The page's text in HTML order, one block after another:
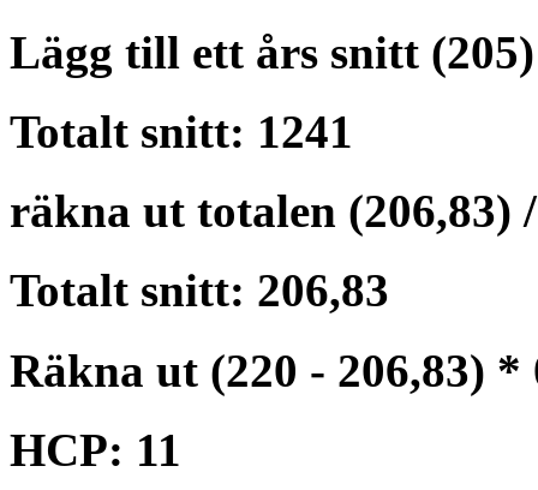
Lägg till ett års snitt (205)
Totalt snitt: 1241
räkna ut totalen (206,83)
Totalt snitt: 206,83
Räkna ut (220 - 206,83) *
HCP: 11